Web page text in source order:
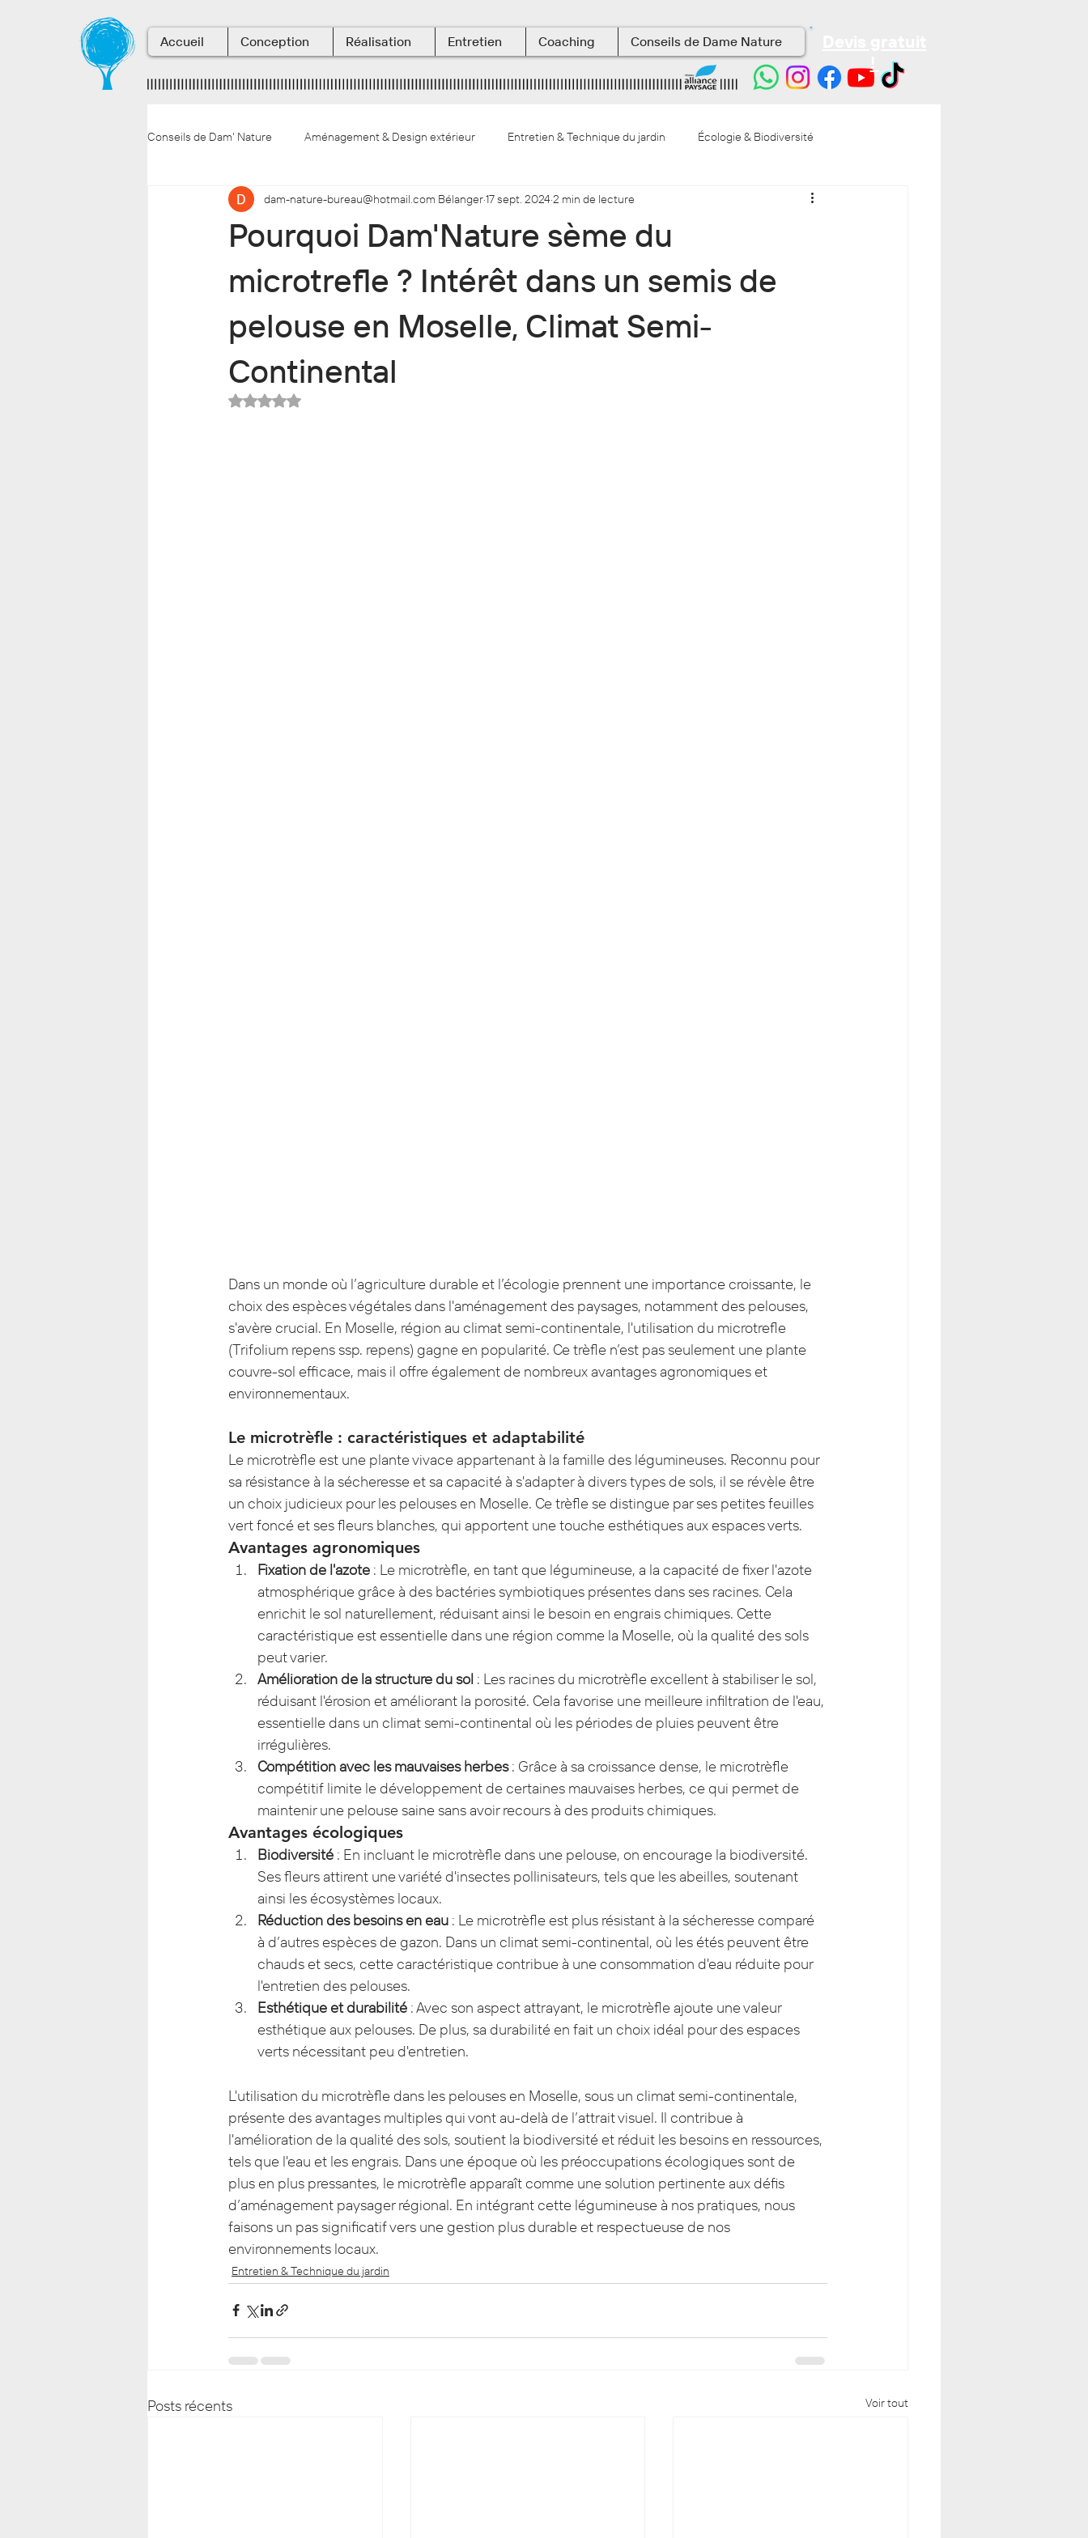
Accueil Conception Réalisation Entretien Coaching Conseils de Dame Nature
Conseils de Dam' Nature Aménagement & Design extérieur Entretien & Technique du jardin Écologie & Biodiversité
La vie en entreprise Conseils végétaux & botanique Les Terrasses aquatiques
Pourquoi Dam'Nature sème du
microtrefle ? Intérêt dans un semis de
pelouse en Moselle, Climat Semi-
Continental
dam-nature-bureau@hotmail.com Bélanger17 sept. 20242 min de lecture
Noté NaN étoiles sur 5.
Dans un monde où l’agriculture durable et l’écologie prennent une importance croissante, le
choix des espèces végétales dans l'aménagement des paysages, notamment des pelouses,
s'avère crucial. En Moselle, région au climat semi-continentale, l'utilisation du microtrefle
(Trifolium repens ssp. repens) gagne en popularité. Ce trèfle n’est pas seulement une plante
couvre-sol efficace, mais il offre également de nombreux avantages agronomiques et
environnementaux.
Le microtrèfle : caractéristiques et adaptabilité
Le microtrèfle est une plante vivace appartenant à la famille des légumineuses. Reconnu pour
sa résistance à la sécheresse et sa capacité à s'adapter à divers types de sols, il se révèle être
un choix judicieux pour les pelouses en Moselle. Ce trèfle se distingue par ses petites feuilles
vert foncé et ses fleurs blanches, qui apportent une touche esthétiques aux espaces verts.
Avantages agronomiques
Fixation de l'azote : Le microtrèfle, en tant que légumineuse, a la capacité de fixer l'azote
atmosphérique grâce à des bactéries symbiotiques présentes dans ses racines. Cela
enrichit le sol naturellement, réduisant ainsi le besoin en engrais chimiques. Cette
caractéristique est essentielle dans une région comme la Moselle, où la qualité des sols
peut varier.
Amélioration de la structure du sol : Les racines du microtrèfle excellent à stabiliser le sol,
réduisant l'érosion et améliorant la porosité. Cela favorise une meilleure infiltration de l'eau,
essentielle dans un climat semi-continental où les périodes de pluies peuvent être
irrégulières.
Compétition avec les mauvaises herbes : Grâce à sa croissance dense, le microtrèfle
compétitif limite le développement de certaines mauvaises herbes, ce qui permet de
maintenir une pelouse saine sans avoir recours à des produits chimiques.
Avantages écologiques
Biodiversité : En incluant le microtrèfle dans une pelouse, on encourage la biodiversité.
Ses fleurs attirent une variété d'insectes pollinisateurs, tels que les abeilles, soutenant
ainsi les écosystèmes locaux.
Réduction des besoins en eau : Le microtrèfle est plus résistant à la sécheresse comparé
à d’autres espèces de gazon. Dans un climat semi-continental, où les étés peuvent être
chauds et secs, cette caractéristique contribue à une consommation d'eau réduite pour
l'entretien des pelouses.
Esthétique et durabilité : Avec son aspect attrayant, le microtrèfle ajoute une valeur
esthétique aux pelouses. De plus, sa durabilité en fait un choix idéal pour des espaces
verts nécessitant peu d'entretien.
L'utilisation du microtrèfle dans les pelouses en Moselle, sous un climat semi-continentale,
présente des avantages multiples qui vont au-delà de l’attrait visuel. Il contribue à
l'amélioration de la qualité des sols, soutient la biodiversité et réduit les besoins en ressources,
tels que l'eau et les engrais. Dans une époque où les préoccupations écologiques sont de
plus en plus pressantes, le microtrèfle apparaît comme une solution pertinente aux défis
d’aménagement paysager régional. En intégrant cette légumineuse à nos pratiques, nous
faisons un pas significatif vers une gestion plus durable et respectueuse de nos
environnements locaux.
Entretien & Technique du jardin
Posts récents Voir tout